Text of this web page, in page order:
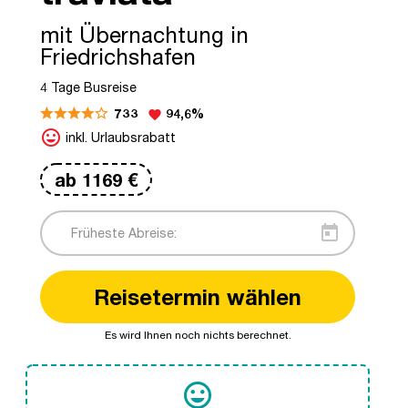
mit Übernachtung in
Friedrichshafen
4 Tage Busreise
733
favorite 94,6%
mood inkl. Urlaubsrabatt
ab 1169 €
today
Reisetermin wählen
Es wird Ihnen noch nichts berechnet.
tag_faces